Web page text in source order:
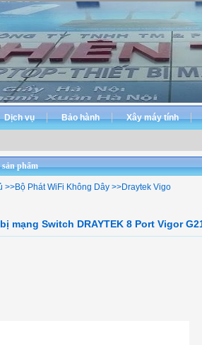
Dịch vụ Bảo hành Xây máy tính
phẩm
>>Bộ Phát WiFi Không Dây >>Draytek Vigo
mạng Switch DRAYTEK 8 Port Vigor